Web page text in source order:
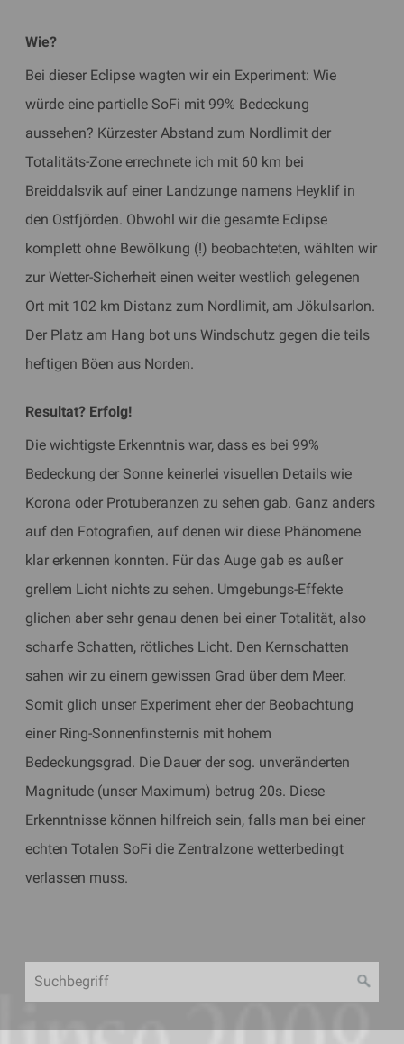
Wie?
Bei dieser Eclipse wagten wir ein Experiment: Wie
würde eine partielle SoFi mit 99% Bedeckung
aussehen? Kürzester Abstand zum Nordlimit der
Totalitäts-Zone errechnete ich mit 60 km bei
Breiddalsvik auf einer Landzunge namens Heyklif in
den Ostfjörden. Obwohl wir die gesamte Eclipse
komplett ohne Bewölkung (!) beobachteten, wählten wir
zur Wetter-Sicherheit einen weiter westlich gelegenen
Ort mit 102 km Distanz zum Nordlimit, am Jökulsarlon.
Der Platz am Hang bot uns Windschutz gegen die teils
heftigen Böen aus Norden.
​Resultat? Erfolg!
Die wichtigste Erkenntnis war, dass es bei 99%
Bedeckung der Sonne keinerlei visuellen Details wie
Korona oder Protuberanzen zu sehen gab. Ganz anders
auf den Fotografien, auf denen wir diese Phänomene
klar erkennen konnten. Für das Auge gab es außer
grellem Licht nichts zu sehen. Umgebungs-Effekte
glichen aber sehr genau denen bei einer Totalität, also
scharfe Schatten, rötliches Licht. Den Kernschatten
sahen wir zu einem gewissen Grad über dem Meer.
Somit glich unser Experiment eher der Beobachtung
einer Ring-Sonnenfinsternis mit hohem
Bedeckungsgrad. Die Dauer der sog. unveränderten
Magnitude (unser Maximum) betrug 20s. Diese
Erkenntnisse können hilfreich sein, falls man bei einer
echten Totalen SoFi die Zentralzone wetterbedingt
verlassen muss.